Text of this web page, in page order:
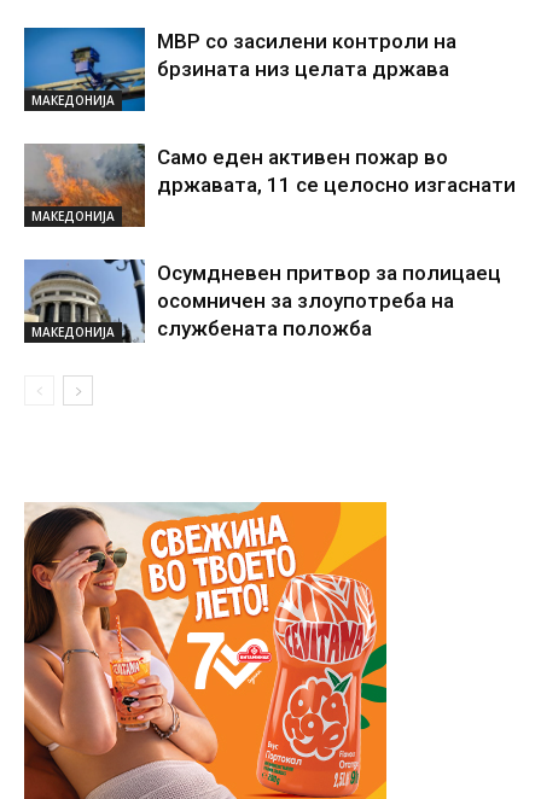
МАКЕДОНИЈА
МВР со засилени контроли на
брзината низ целата држава
МАКЕДОНИЈА
Само еден активен пожар во
државата, 11 се целосно изгаснати
МАКЕДОНИЈА
Осумдневен притвор за полицаец
осомничен за злоупотреба на
службената положба